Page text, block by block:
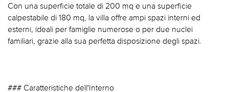
Con una superficie totale di 200 mq e una superficie
calpestabile di 180 mq, la villa offre ampi spazi interni ed
esterni, ideali per famiglie numerose o per due nuclei
familiari, grazie alla sua perfetta disposizione degli spazi.
### Caratteristiche dell'Interno